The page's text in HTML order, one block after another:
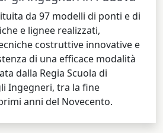
da 97 modelli di ponti e di
e lignee realizzati,
costruttive innovative e
di una efficace modalità
dalla Regia Scuola di
Ingegneri, tra la fine
anni del Novecento.